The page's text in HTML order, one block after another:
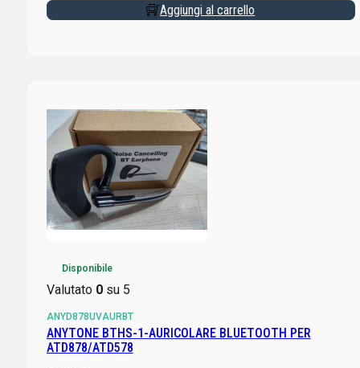
Aggiungi al carrello
Disponibile
Valutato 0su 5
ANYD878UVAURBT
ANYTONE BTHS-1-AURICOLARE BLUETOOTH PER
ATD878/ATD578